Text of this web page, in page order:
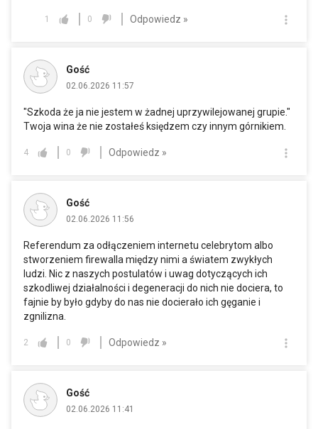
1 0 Odpowiedz »
Gość
02.06.2026 11:57
"Szkoda że ja nie jestem w żadnej uprzywilejowanej grupie."
Twoja wina że nie zostałeś księdzem czy innym górnikiem.
4 0 Odpowiedz »
Gość
02.06.2026 11:56
Referendum za odłączeniem internetu celebrytom albo
stworzeniem firewalla między nimi a światem zwykłych
ludzi. Nic z naszych postulatów i uwag dotyczących ich
szkodliwej działalności i degeneracji do nich nie dociera, to
fajnie by było gdyby do nas nie docierało ich gęganie i
zgnilizna.
2 0 Odpowiedz »
Gość
02.06.2026 11:41